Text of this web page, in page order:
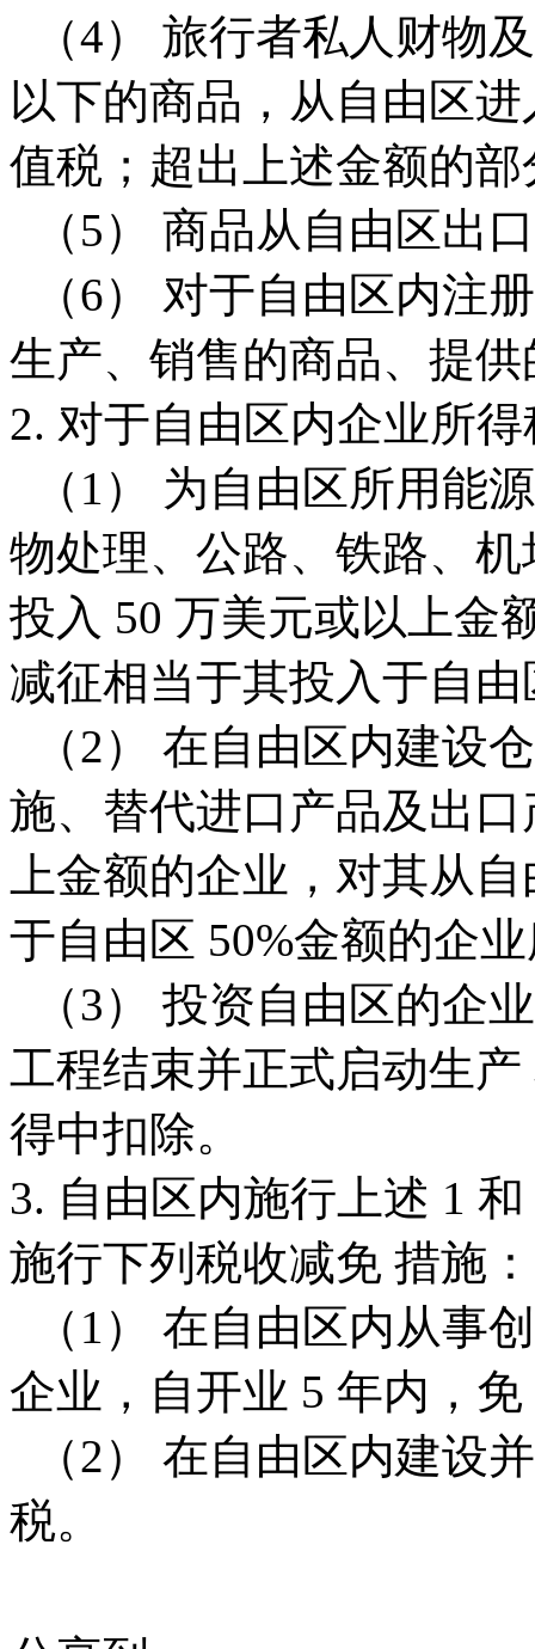
（4） 旅行者私人财物
以下的商品，从自由区
值税；超出上述金额的
（5） 商品从自由区出
（6） 对于自由区内注
生产、销售的商品、提
2. 对于自由区内企业所
（1） 为自由区所用能
物处理、公路、铁路、
投入 50 万美元或以上金
减征相当于其投入于自
（2） 在自由区内建设
施、替代进口产品及出
上金额的企业，对其从
于自由区 50%金额的企
（3） 投资自由区的企
工程结束并正式启动生
得中扣除。
3. 自由区内施行上述 1
施行下列税收减免 措施：
（1） 在自由区内从事
企业，自开业 5 年内，
（2） 在自由区内建设
税。